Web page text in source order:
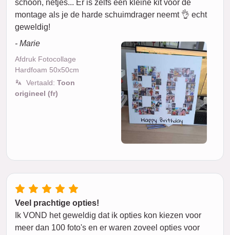
schoon, netjes... Er is zelfs een kleine kit voor de
montage als je de harde schuimdrager neemt 👌 echt
geweldig!
- Marie
Afdruk Fotocollage
Hardfoam 50x50cm
Vertaald: Toon
origineel (fr)
Veel prachtige opties!
Ik VOND het geweldig dat ik opties kon kiezen voor
meer dan 100 foto's en er waren zoveel opties voor